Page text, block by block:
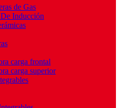
de Gas
Inducción
carga frontal
carga superior